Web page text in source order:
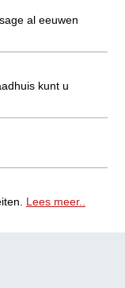
al eeuwen
kunt u
Lees meer..
en